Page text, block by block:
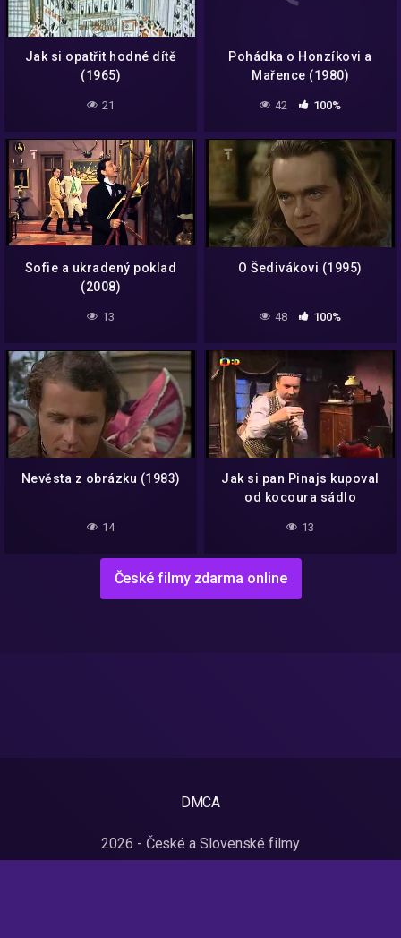
Jak si opatřit hodné dítě
(1965)
21
Pohádka o Honzíkovi a
Mařence (1980)
42 100%
Sofie a ukradený poklad
(2008)
13
O Šedivákovi (1995)
48 100%
Nevěsta z obrázku (1983)
14
Jak si pan Pinajs kupoval
od kocoura sádlo
13
České filmy zdarma online
DMCA
2026 - České a Slovenské filmy